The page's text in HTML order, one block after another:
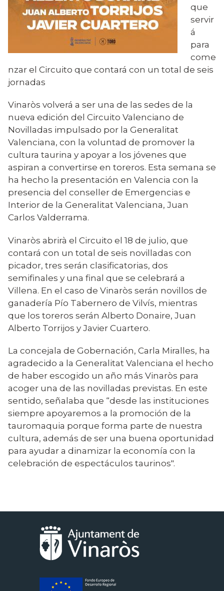
que
servir
á
para
come
nzar el Circuito que contará con un total de seis
jornadas
Vinaròs volverá a ser una de las sedes de la
nueva edición del Circuito Valenciano de
Novilladas impulsado por la Generalitat
Valenciana, con la voluntad de promover la
cultura taurina y apoyar a los jóvenes que
aspiran a convertirse en toreros. Esta semana se
ha hecho la presentación en Valencia con la
presencia del conseller de Emergencias e
Interior de la Generalitat Valenciana, Juan
Carlos Valderrama.
Vinaròs abrirà el Circuito el 18 de julio, que
contará con un total de seis novilladas con
picador, tres serán clasificatorias, dos
semifinales y una final que se celebrará a
Villena. En el caso de Vinaròs serán novillos de
ganadería Pío Tabernero de Vilvís, mientras
que los toreros serán Alberto Donaire, Juan
Alberto Torrijos y Javier Cuartero.
La concejala de Gobernación, Carla Miralles, ha
agradecido a la Generalitat Valenciana el hecho
de haber escogido un año más Vinaròs para
acoger una de las novilladas previstas. En este
sentido, señalaba que “desde las instituciones
siempre apoyaremos a la promoción de la
tauromaquia porque forma parte de nuestra
cultura, además de ser una buena oportunidad
para ayudar a dinamizar la economía con la
celebración de espectáculos taurinos".